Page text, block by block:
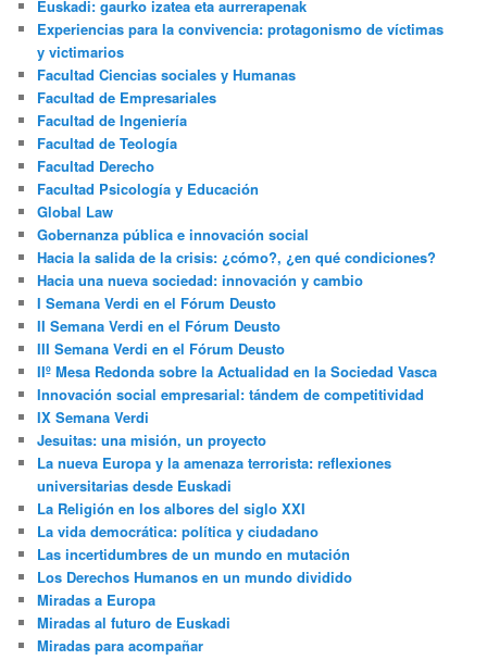
Euskadi: gaurko izatea eta aurrerapenak
Experiencias para la convivencia: protagonismo de víctimas
y victimarios
Facultad Ciencias sociales y Humanas
Facultad de Empresariales
Facultad de Ingeniería
Facultad de Teología
Facultad Derecho
Facultad Psicología y Educación
Global Law
Gobernanza pública e innovación social
Hacia la salida de la crisis: ¿cómo?, ¿en qué condiciones?
Hacia una nueva sociedad: innovación y cambio
I Semana Verdi en el Fórum Deusto
II Semana Verdi en el Fórum Deusto
III Semana Verdi en el Fórum Deusto
IIº Mesa Redonda sobre la Actualidad en la Sociedad Vasca
Innovación social empresarial: tándem de competitividad
IX Semana Verdi
Jesuitas: una misión, un proyecto
La nueva Europa y la amenaza terrorista: reflexiones
universitarias desde Euskadi
La Religión en los albores del siglo XXI
La vida democrática: política y ciudadano
Las incertidumbres de un mundo en mutación
Los Derechos Humanos en un mundo dividido
Miradas a Europa
Miradas al futuro de Euskadi
Miradas para acompañar